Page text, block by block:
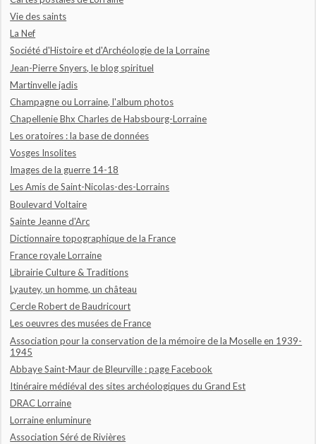
Vie des saints
La Nef
Société d'Histoire et d'Archéologie de la Lorraine
Jean-Pierre Snyers, le blog spirituel
Martinvelle jadis
Champagne ou Lorraine, l'album photos
Chapellenie Bhx Charles de Habsbourg-Lorraine
Les oratoires : la base de données
Vosges Insolites
Images de la guerre 14-18
Les Amis de Saint-Nicolas-des-Lorrains
Boulevard Voltaire
Sainte Jeanne d'Arc
Dictionnaire topographique de la France
France royale Lorraine
Librairie Culture & Traditions
Lyautey, un homme, un château
Cercle Robert de Baudricourt
Les oeuvres des musées de France
Association pour la conservation de la mémoire de la Moselle en 1939-
1945
Abbaye Saint-Maur de Bleurville : page Facebook
Itinéraire médiéval des sites archéologiques du Grand Est
DRAC Lorraine
Lorraine enluminure
Association Séré de Rivières